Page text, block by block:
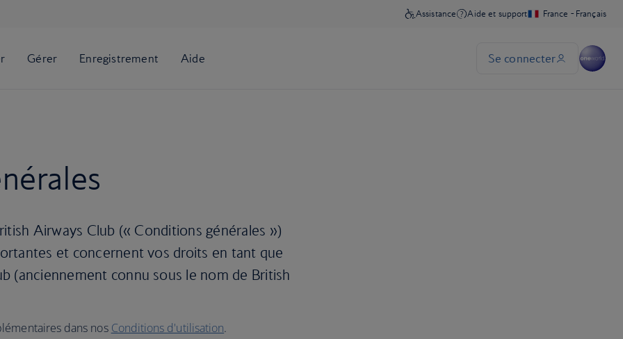
Airways Club (« Conditions générales »)
et concernent vos droits en tant que
(anciennement connu sous le nom de British
dans nos Conditions d'utilisation.